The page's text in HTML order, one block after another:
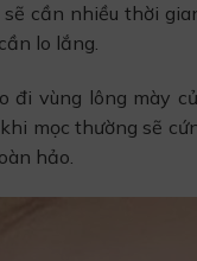
cần nhiều thời
lo lắng.
đi vùng lông mày
mọc thường sẽ
hảo.